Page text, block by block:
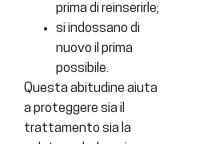
prima di reinserirle;
si indossano di
nuovo il prima
possibile.
Questa abitudine aiuta
a proteggere sia il
trattamento sia la